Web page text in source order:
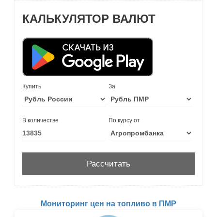
КАЛЬКУЛЯТОР ВАЛЮТ
Купить За
В количестве По курсу от
Мониторинг цен на топливо в ПМР